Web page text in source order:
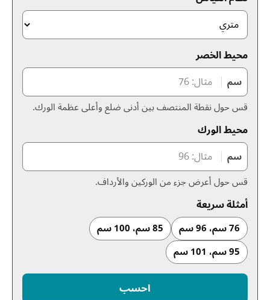
محيط الخصر
سم
قس حول نقطة المنتصف بين أدنى ضلع وأعلى عظمة الورك.
محيط الورك
سم
قس حول أعرض جزء من الوركين والأرداف.
أمثلة سريعة
76 سم، 96 سم
85 سم، 100 سم
95 سم، 101 سم
احسب